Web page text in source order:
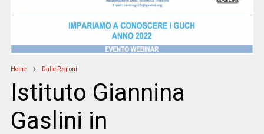
Home Dalle Regioni
Istituto Giannina
Gaslini in